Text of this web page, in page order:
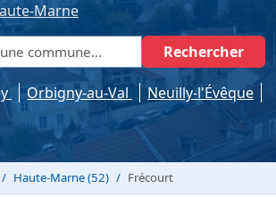
Marne
Rechercher
Orbigny-au-Val
Neuilly-l'Évêque
Haute-Marne (52) Frécourt